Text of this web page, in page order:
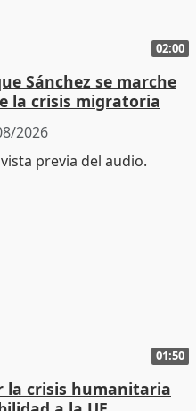
02:00
Sánchez se marche
la crisis migratoria
2026
01:50
la crisis humanitaria